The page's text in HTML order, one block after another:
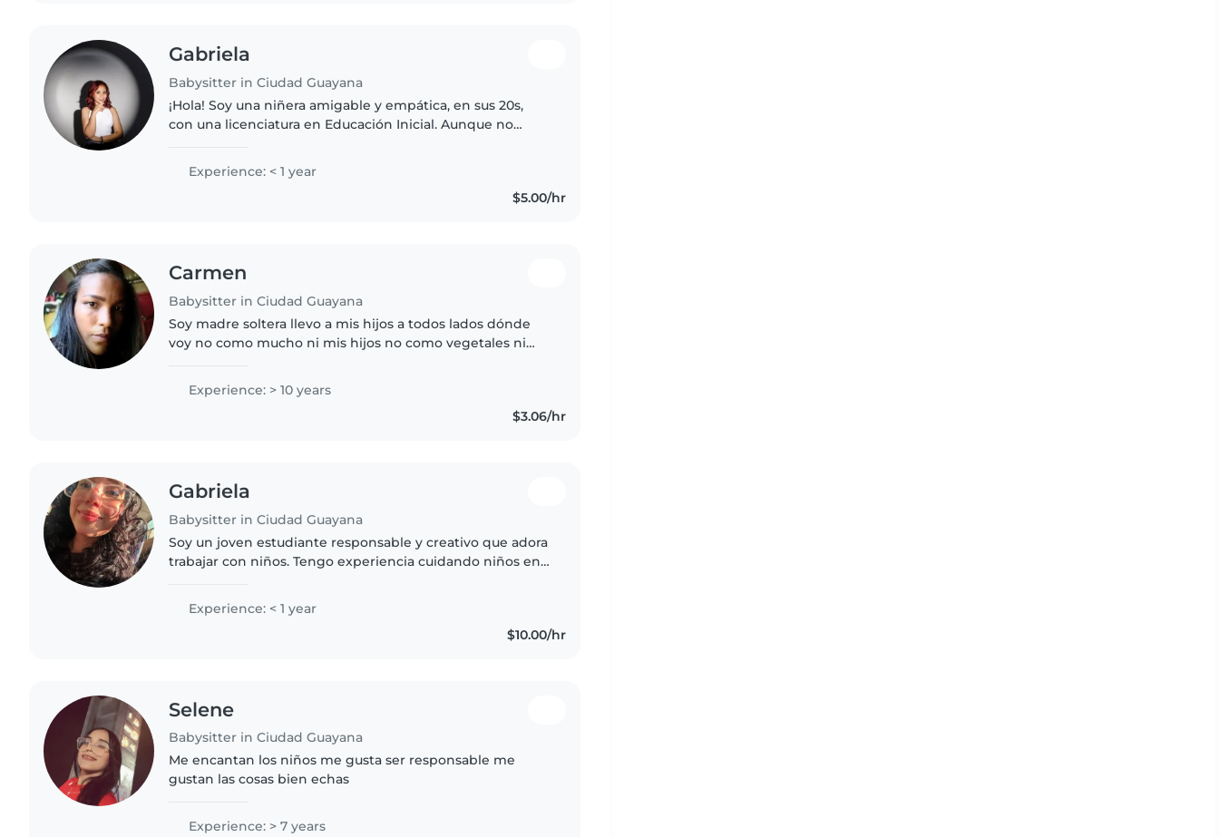
Gabriela
Babysitter in Ciudad Guayana
¡Hola! Soy una niñera amigable y empática, en sus 20s,
con una licenciatura en Educación Inicial. Aunque no
interactuar con niños en..
Experience: < 1 year
$5.00/hr
Carmen
Babysitter in Ciudad Guayana
Soy madre soltera llevo a mis hijos a todos lados dónde
voy no como mucho ni mis hijos no como vegetales ni
y pueden elegir..
Experience: > 10 years
$3.06/hr
Gabriela
Babysitter in Ciudad Guayana
Soy un joven estudiante responsable y creativo que adora
trabajar con niños. Tengo experiencia cuidando niños en
Experience: < 1 year
$10.00/hr
Selene
Babysitter in Ciudad Guayana
Me encantan los niños me gusta ser responsable me
gustan las cosas bien echas
Experience: > 7 years